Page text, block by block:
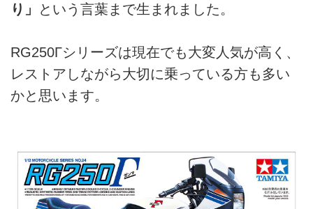
り」
という言葉まで生まれました。
RG250Γシリーズは現在でも大変人気が高く、
レストアしながら大切に乗っている方も多い
かと思います。